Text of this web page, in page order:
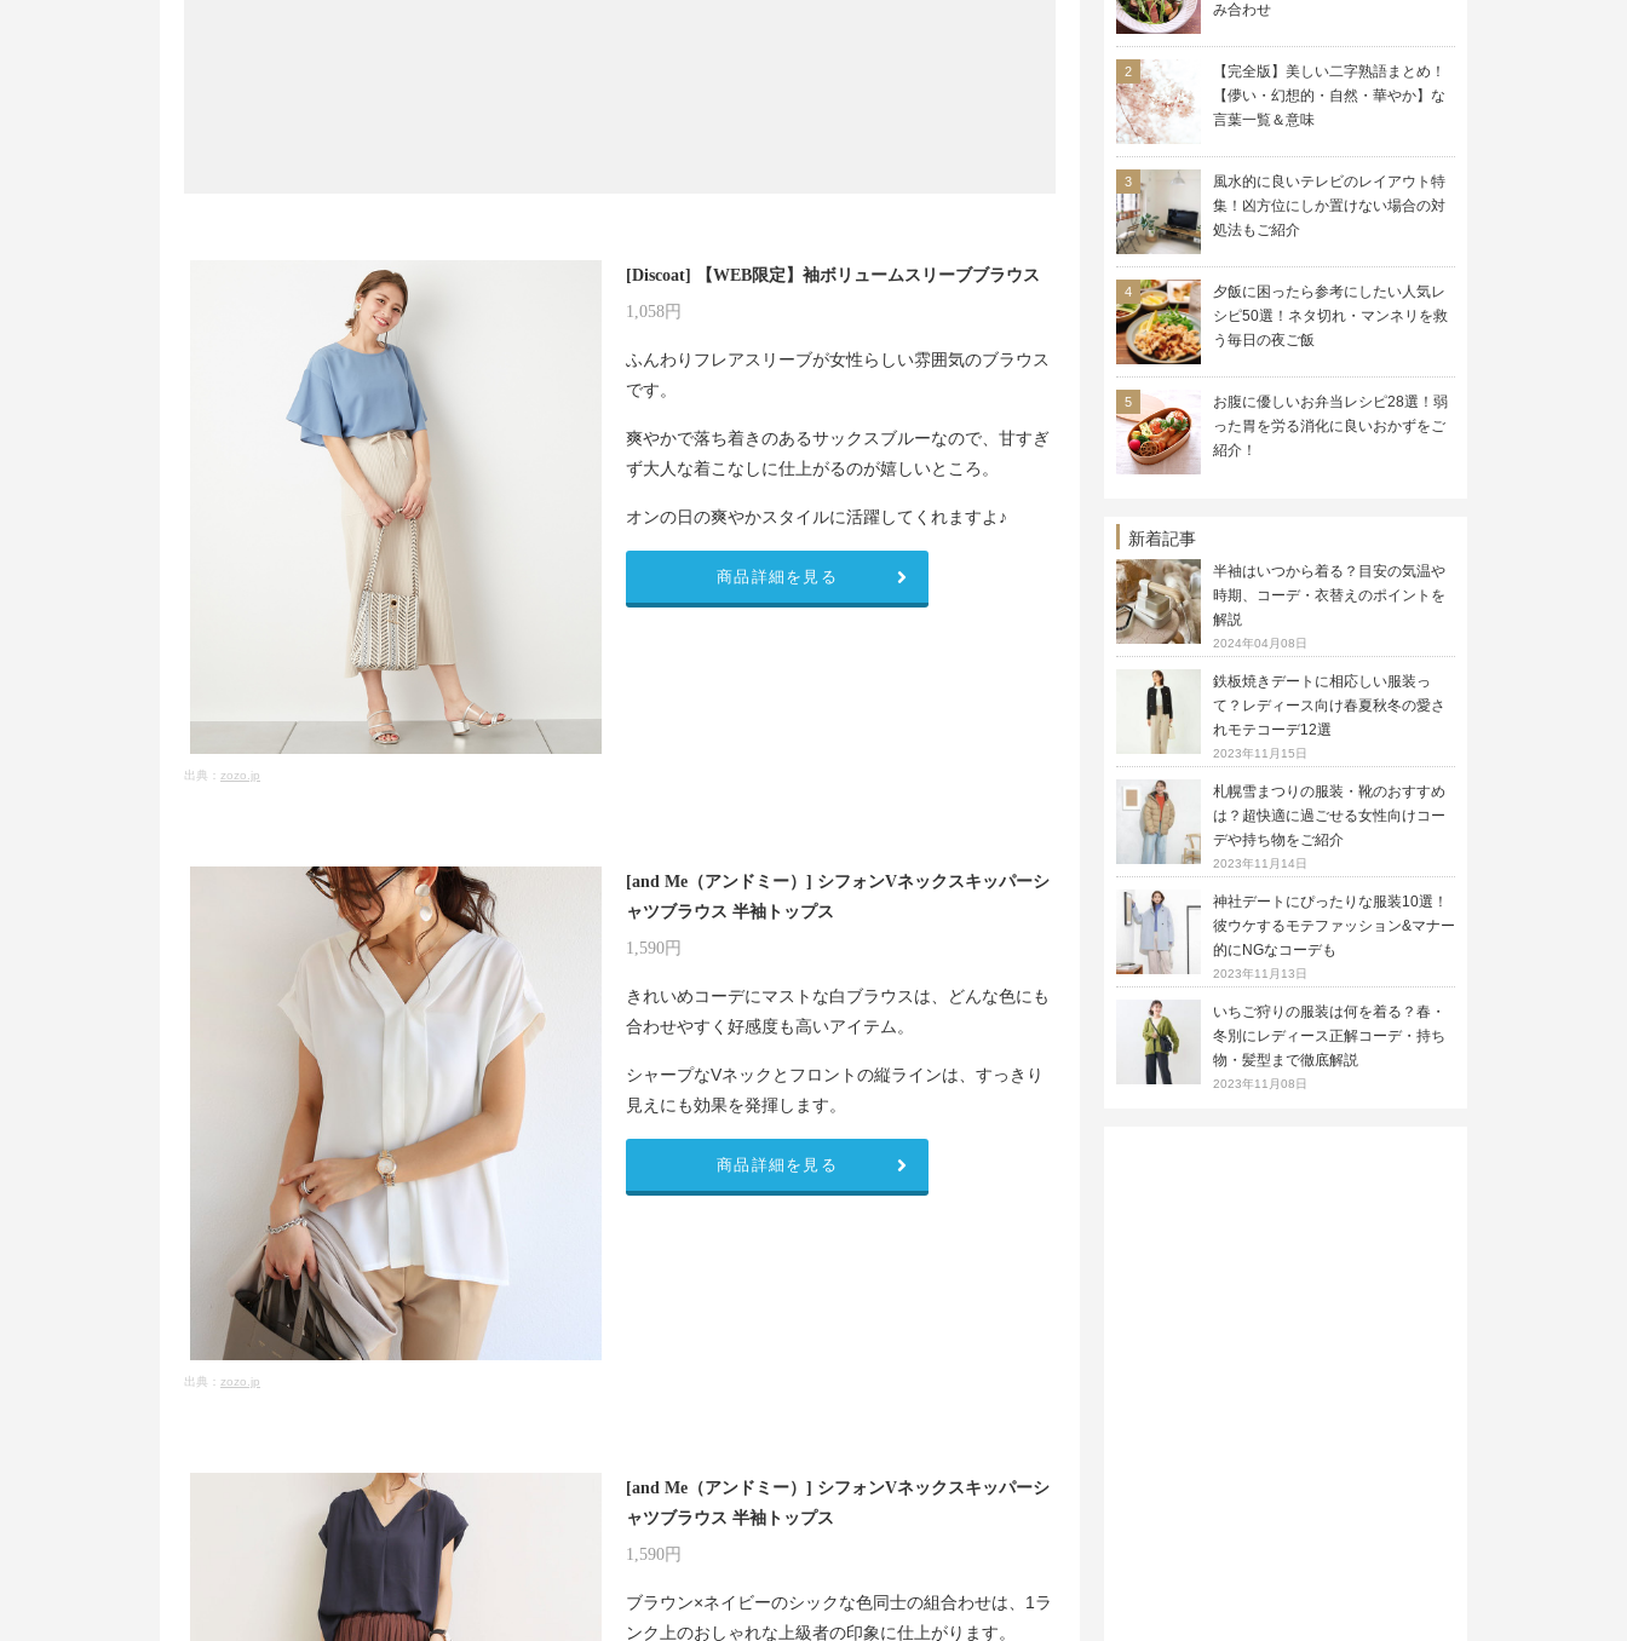
出典： zozo.jp
[Discoat] 【WEB限定】袖ボリュームスリーブブラウス
1,058円
ふんわりフレアスリーブが女性らしい雰囲気のブラウス
です。
爽やかで落ち着きのあるサックスブルーなので、甘すぎ
ず大人な着こなしに仕上がるのが嬉しいところ。
オンの日の爽やかスタイルに活躍してくれますよ♪
商品詳細を見る
出典： zozo.jp
[and Me（アンドミー）] シフォンVネックスキッパーシ
ャツブラウス 半袖トップス
1,590円
きれいめコーデにマストな白ブラウスは、どんな色にも
合わせやすく好感度も高いアイテム。
シャープなVネックとフロントの縦ラインは、すっきり
見えにも効果を発揮します。
商品詳細を見る
[and Me（アンドミー）] シフォンVネックスキッパーシ
ャツブラウス 半袖トップス
1,590円
ブラウン×ネイビーのシックな色同士の組合わせは、1ラ
ンク上のおしゃれな上級者の印象に仕上がります。
み合わせ
【完全版】美しい二字熟語まとめ！
【儚い・幻想的・自然・華やか】な
言葉一覧＆意味
風水的に良いテレビのレイアウト特
集！凶方位にしか置けない場合の対
処法もご紹介
夕飯に困ったら参考にしたい人気レ
シピ50選！ネタ切れ・マンネリを救
う毎日の夜ご飯
お腹に優しいお弁当レシピ28選！弱
った胃を労る消化に良いおかずをご
紹介！
新着記事
半袖はいつから着る？目安の気温や
時期、コーデ・衣替えのポイントを
解説
2024年04月08日
鉄板焼きデートに相応しい服装っ
て？レディース向け春夏秋冬の愛さ
れモテコーデ12選
2023年11月15日
札幌雪まつりの服装・靴のおすすめ
は？超快適に過ごせる女性向けコー
デや持ち物をご紹介
2023年11月14日
神社デートにぴったりな服装10選！
彼ウケするモテファッション&マナー
的にNGなコーデも
2023年11月13日
いちご狩りの服装は何を着る？春・
冬別にレディース正解コーデ・持ち
物・髪型まで徹底解説
2023年11月08日